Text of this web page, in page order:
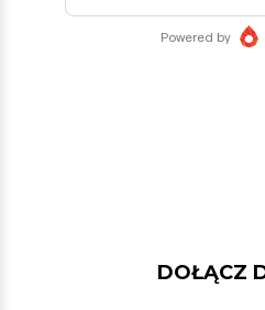
DOŁĄCZ